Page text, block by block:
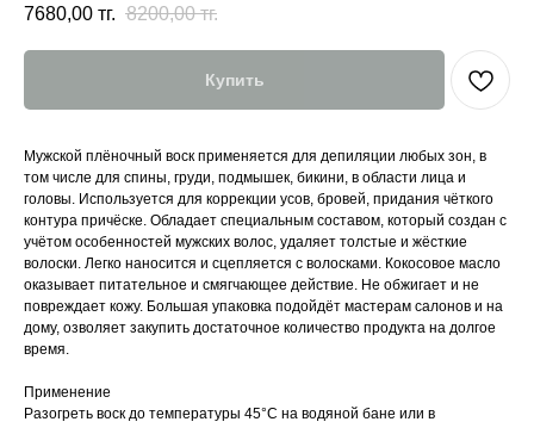
7680,00 тг. 8200,00 тг.
Купить
Мужской плёночный воск применяется для депиляции любых зон, в
том числе для спины, груди, подмышек, бикини, в области лица и
головы. Используется для коррекции усов, бровей, придания чёткого
контура причёске. Обладает специальным составом, который создан с
учётом особенностей мужских волос, удаляет толстые и жёсткие
волоски. Легко наносится и сцепляется с волосками. Кокосовое масло
оказывает питательное и смягчающее действие. Не обжигает и не
повреждает кожу. Большая упаковка подойдёт мастерам салонов и на
дому, озволяет закупить достаточное количество продукта на долгое
время.
Применение
Разогреть воск до температуры 45°С на водяной бане или в